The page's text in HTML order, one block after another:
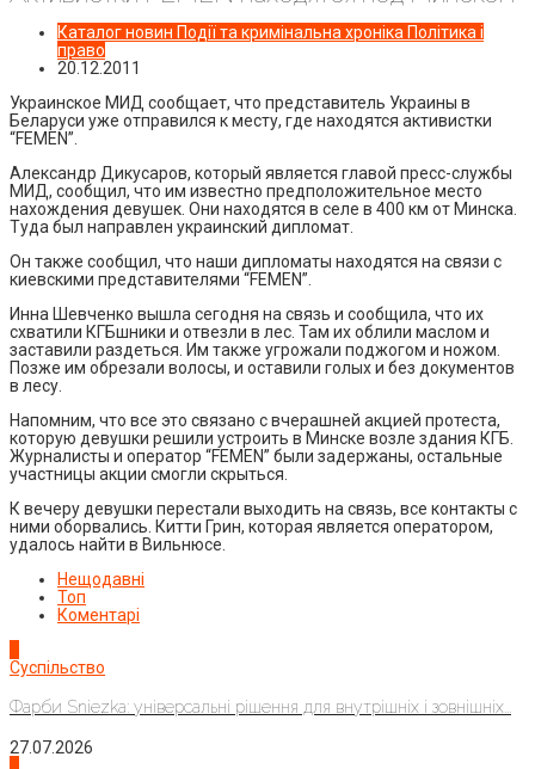
Каталог новин Події та кримінальна хроніка Політика і
право
20.12.2011
Украинское МИД сообщает, что представитель Украины в
Беларуси уже отправился к месту, где находятся активистки
“FEMEN”.
Александр Дикусаров, который является главой пресс-службы
МИД, сообщил, что им известно предположительное место
нахождения девушек. Они находятся в селе в 400 км от Минска.
Туда был направлен украинский дипломат.
Он также сообщил, что наши дипломаты находятся на связи с
киевскими представителями “FEMEN”.
Инна Шевченко вышла сегодня на связь и сообщила, что их
схватили КГБшники и отвезли в лес. Там их облили маслом и
заставили раздеться. Им также угрожали поджогом и ножом.
Позже им обрезали волосы, и оставили голых и без документов
в лесу.
Напомним, что все это связано с вчерашней акцией протеста,
которую девушки решили устроить в Минске возле здания КГБ.
Журналисты и оператор “FEMEN” были задержаны, остальные
участницы акции смогли скрыться.
К вечеру девушки перестали выходить на связь, все контакты с
ними оборвались. Китти Грин, которая является оператором,
удалось найти в Вильнюсе.
Нещодавні
Топ
Коментарі
Суспільство
Фарби Sniezka: універсальні рішення для внутрішніх і зовнішніх...
27.07.2026